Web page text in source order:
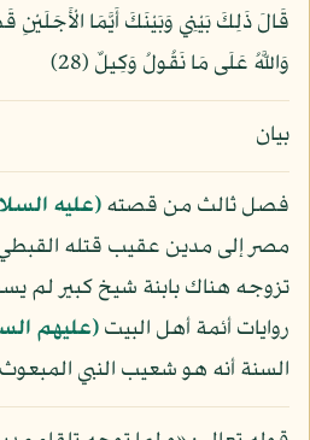
قَالَ ذَلِكَ بَيْنِي وَبَيْنَكَ أَيَّمَا
وَاللَّهُ عَلَى مَا نَقُولُ وَكِيلٌ (28)
بيان
فصل ثالث من قصته(عليه
مصر إلى مدين عقيب قتله
تزوجه هناك بابنة شيخ كبير لم
روايات أئمة أهل البيت(عليهم
السنة أنه هو شعيب النبي